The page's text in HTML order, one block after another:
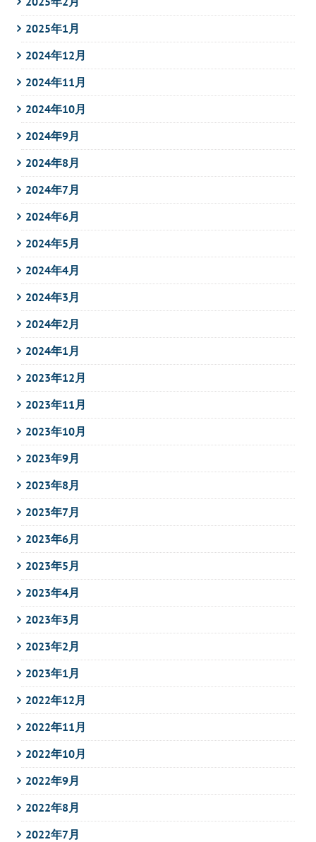
2025年1月
2024年12月
2024年11月
2024年10月
2024年9月
2024年8月
2024年7月
2024年6月
2024年5月
2024年4月
2024年3月
2024年2月
2024年1月
2023年12月
2023年11月
2023年10月
2023年9月
2023年8月
2023年7月
2023年6月
2023年5月
2023年4月
2023年3月
2023年2月
2023年1月
2022年12月
2022年11月
2022年10月
2022年9月
2022年8月
2022年7月